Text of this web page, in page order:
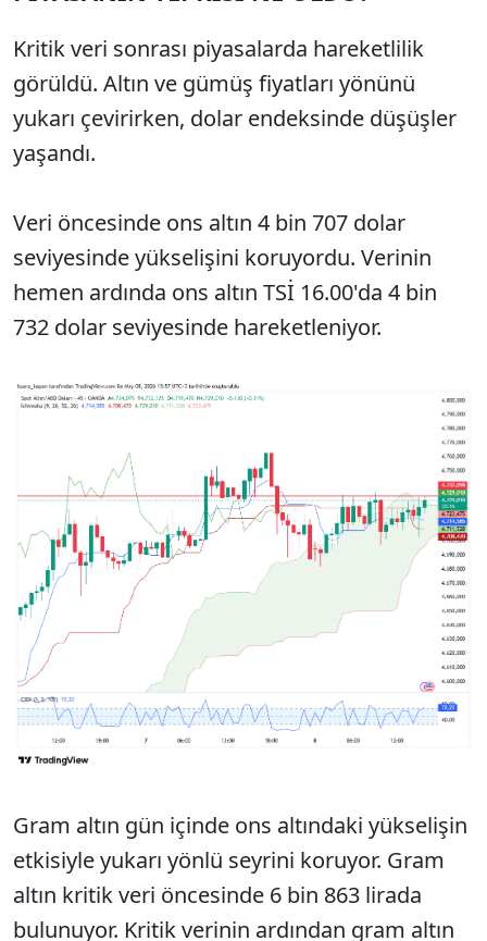
Kritik veri sonrası piyasalarda hareketlilik
görüldü. Altın ve gümüş fiyatları yönünü
yukarı çevirirken, dolar endeksinde düşüşler
yaşandı.
Veri öncesinde ons altın 4 bin 707 dolar
seviyesinde yükselişini koruyordu. Verinin
hemen ardında ons altın TSİ 16.00'da 4 bin
732 dolar seviyesinde hareketleniyor.
Gram altın gün içinde ons altındaki yükselişin
etkisiyle yukarı yönlü seyrini koruyor. Gram
altın kritik veri öncesinde 6 bin 863 lirada
bulunuyor. Kritik verinin ardından gram altın